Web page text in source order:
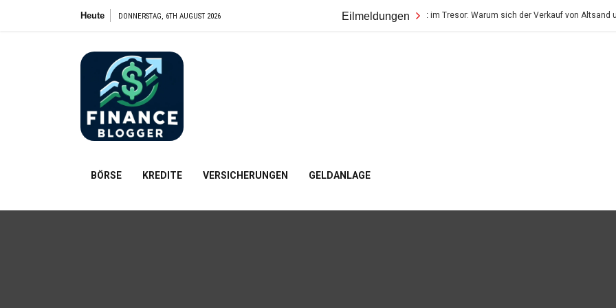
Heute DONNERSTAG, 6TH AUGUST 2026 Eilmeldungen
Der wahre Wert im Tresor: Warum sich der Verkauf von Altsand und
BÖRSE KREDITE VERSICHERUNGEN GELDANLAGE